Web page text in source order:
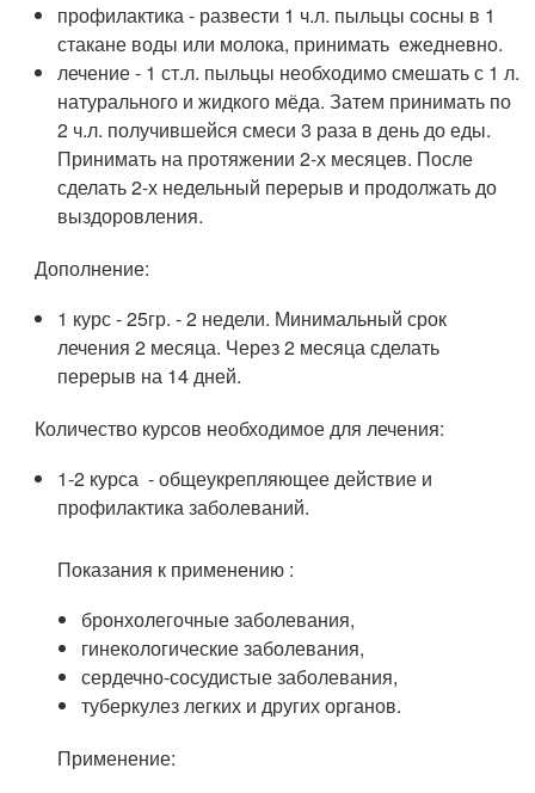
профилактика - развести 1 ч.л. пыльцы сосны в 1
стакане воды или молока, принимать ежедневно.
лечение - 1 ст.л. пыльцы необходимо смешать с 1 л.
натурального и жидкого мёда. Затем принимать по
2 ч.л. получившейся смеси 3 раза в день до еды.
Принимать на протяжении 2-х месяцев. После
сделать 2-х недельный перерыв и продолжать до
выздоровления.
Дополнение:
1 курс - 25гр. - 2 недели. Минимальный срок
лечения 2 месяца. Через 2 месяца сделать
перерыв на 14 дней.
Количество курсов необходимое для лечения:
1-2 курса - общеукрепляющее действие и
профилактика заболеваний.
Показания к применению :
бронхолегочные заболевания,
гинекологические заболевания,
сердечно-сосудистые заболевания,
туберкулез легких и других органов.
Применение: